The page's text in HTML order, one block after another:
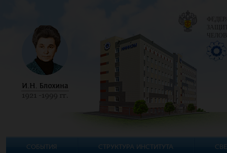
СОБЫТИЯ СТРУКТУРА ИНСТИТУТА